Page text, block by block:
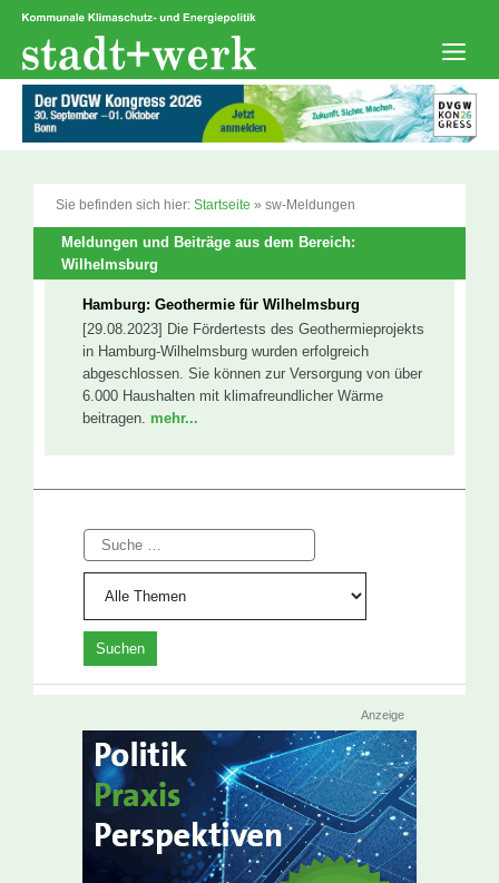
Zum
springen
Sie befinden sich hier: Startseite » sw-Meldungen
Meldungen und Beiträge aus dem Bereich:
Wilhelmsburg
Hamburg: Geothermie für Wilhelmsburg
[29.08.2023] Die Fördertests des Geothermieprojekts
in Hamburg-Wilhelmsburg wurden erfolgreich
abgeschlossen. Sie können zur Versorgung von über
6.000 Haushalten mit klimafreundlicher Wärme
beitragen. mehr...
Suche
Anzeige